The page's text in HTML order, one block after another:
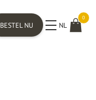
BESTEL NU NL
0